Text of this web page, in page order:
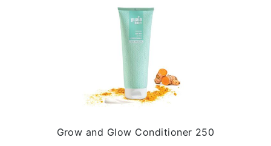
Grow and Glow Conditioner 250